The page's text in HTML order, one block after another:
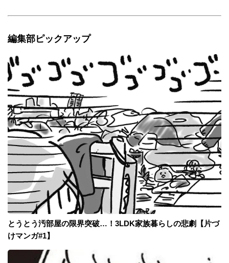
編集部ピックアップ
とうとう汚部屋の限界突破…！3LDK家族暮らしの悲劇【片づ
けマンガ#1】